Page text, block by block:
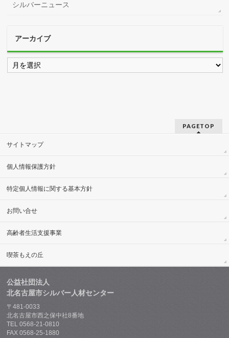
シルバーニュース
アーカイブ
ア
ー
カ
PAGETOP
サイトマップ
個人情報保護方針
特定個人情報に関する基本方針
お問い合せ
高齢者生活支援事業
喫茶もえの丘
公益社団法人
北名古屋市シルバー人材センター
〒481-0033
北名古屋市西之保中社8番地
TEL 0568-21-0810
FAX 0568-25-1880